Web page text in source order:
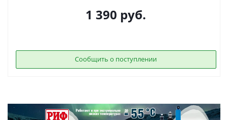
1 390 руб.
Сообщить о поступлении